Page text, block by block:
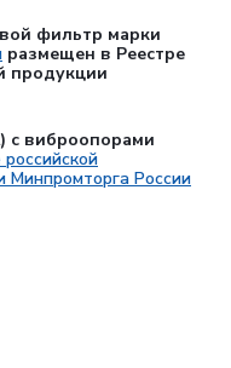
фильтр марки
размещен в Реестре
продукции
с виброопорами
Минпромторга России